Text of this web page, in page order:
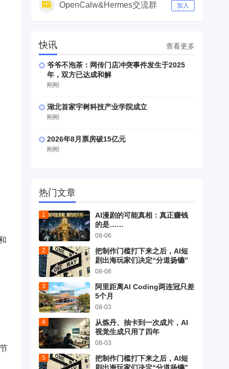
OpenCalw&Hermes交流群 加入
快讯 查看更多
爷爷不泡茶：网传门店冲突事件发生于2025
年，双方已达成和解
刚刚
湖北首家宇树科技产业学院成立
刚刚
2026年8月票房破15亿元
刚刚
热门文章
AI漫剧的可能真相：真正赚钱
的是……
08-06
把制作门槛打下来之后，AI短
剧出海玩家们决定“分道扬镳”
08-08
阿里距离AI Coding两连冠只差
5个月
08-03
从炼丹、抽卡到一次成片，AI
视觉生成只用了四年
08-03
把制作门槛打下来之后，AI短